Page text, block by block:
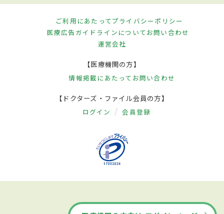
ご利用にあたってプライバシーポリシー
医療広告ガイドラインについてお問い合わせ
運営会社
【医療機関の方】
情報掲載にあたって お問い合わせ
【ドクターズ・ファイル会員の方】
ログイン 会員登録